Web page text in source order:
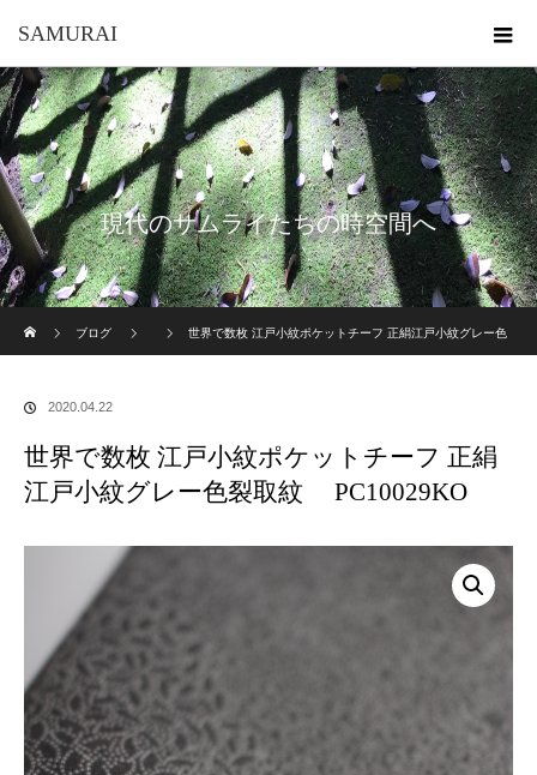
SAMURAI
現代のサムライたちの時空間へ
ブログ
世界で数枚 江戸小紋ポケットチーフ 正絹江戸小紋グレー色
2020.04.22
世界で数枚 江戸小紋ポケットチーフ 正絹
江戸小紋グレー色裂取紋 PC10029KO